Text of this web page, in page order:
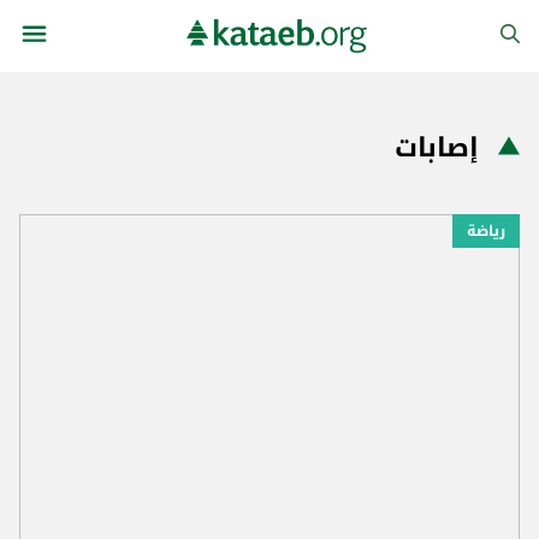
إصابات
رياضة